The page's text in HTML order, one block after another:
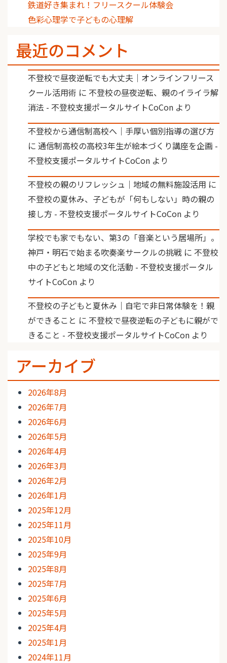
鉄道好き集まれ！フリースクール体験会
色彩心理学で子どもの心理解
最近のコメント
不登校で昼夜逆転でも大丈夫｜オンラインフリース
クール活用術 に 不登校の昼夜逆転、親のイライラ解
消法 - 不登校支援ポータルサイトCoCon より
不登校から通信制高校へ｜手厚い個別指導の選び方
に 通信制高校の高校3年生が絵本づくり講座を企画 -
不登校支援ポータルサイトCoCon より
不登校の親のリフレッシュ｜地域の無料施設活用 に
不登校の夏休み、子どもが「何もしない」時の親の
接し方 - 不登校支援ポータルサイトCoCon より
学校でも家でもない、第3の「音楽という居場所」。
神戸・明石で始まる吹奏楽サークルの挑戦 に 不登校
中の子どもと地域の文化活動 - 不登校支援ポータル
サイトCoCon より
不登校の子どもと夏休み｜自宅で非日常体験を！親
ができること に 不登校で昼夜逆転の子どもに親がで
きること - 不登校支援ポータルサイトCoCon より
アーカイブ
2026年8月
2026年7月
2026年6月
2026年5月
2026年4月
2026年3月
2026年2月
2026年1月
2025年12月
2025年11月
2025年10月
2025年9月
2025年8月
2025年7月
2025年6月
2025年5月
2025年4月
2025年1月
2024年11月